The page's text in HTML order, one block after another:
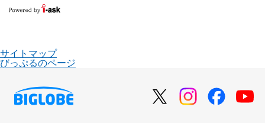
サイトマップ
びっぷるのページ